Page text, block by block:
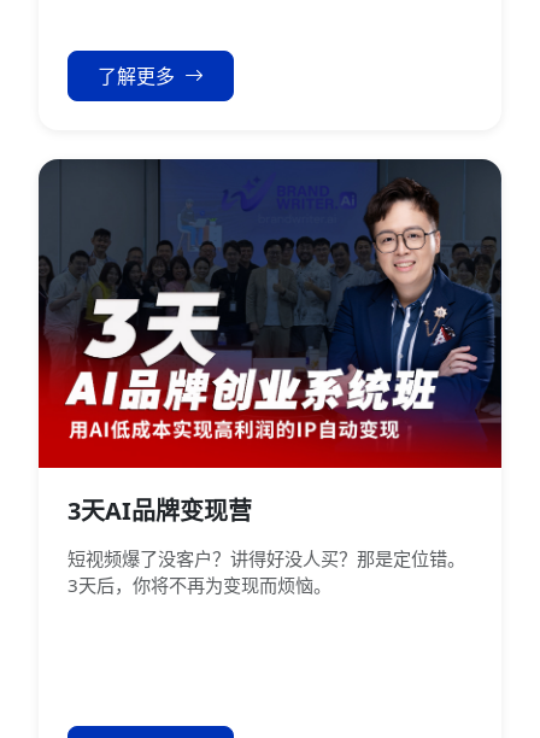
了解更多
3天AI品牌变现营
短视频爆了没客户？讲得好没人买？那是定位错。
3天后，你将不再为变现而烦恼。